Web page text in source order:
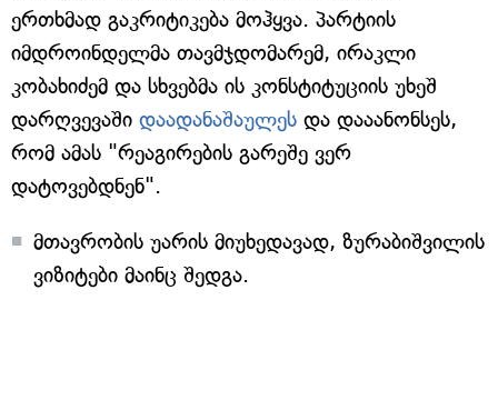
ერთხმად გაკრიტიკება მოჰყვა. პარტიის
იმდროინდელმა თავმჯდომარემ, ირაკლი
კობახიძემ და სხვებმა ის კონსტიტუციის უხეშ
დარღვევაში დაადანაშაულეს და დააანონსეს,
რომ ამას "რეაგირების გარეშე ვერ
დატოვებდნენ".
მთავრობის უარის მიუხედავად, ზურაბიშვილის
ვიზიტები მაინც შედგა.